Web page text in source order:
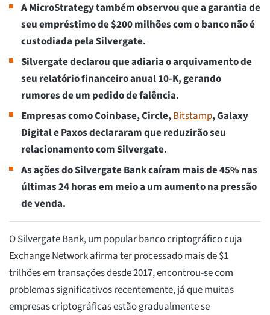
A MicroStrategy também observou que a garantia de
seu empréstimo de $200 milhões com o banco não é
custodiada pela Silvergate.
Silvergate declarou que adiaria o arquivamento de
seu relatório financeiro anual 10-K, gerando
rumores de um pedido de falência.
Empresas como Coinbase, Circle,Bitstamp, Galaxy
Digital e Paxos declararam que reduzirão seu
relacionamento com Silvergate.
As ações do Silvergate Bank caíram mais de 45% nas
últimas 24 horas em meio a um aumento na pressão
de venda.
O Silvergate Bank, um popular banco criptográfico cuja
Exchange Network afirma ter processado mais de $1
trilhões em transações desde 2017, encontrou-se com
problemas significativos recentemente, já que muitas
empresas criptográficas estão gradualmente se